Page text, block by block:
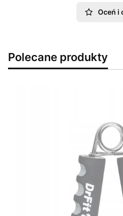
Oceń i
Polecane produkty